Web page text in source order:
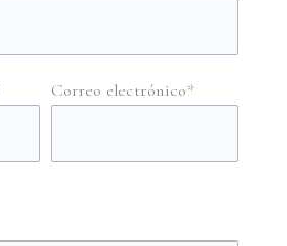
Correo electrónico*